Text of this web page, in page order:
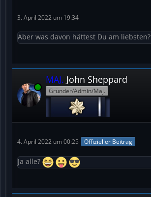
3. April 2022 um 19:34
Aber was davon hättest Du am liebsten?
Online
MAJ. John Sheppard
Gründer/Admin/Maj.
4. April 2022 um 00:25 Offizieller Beitrag
Ja alle?